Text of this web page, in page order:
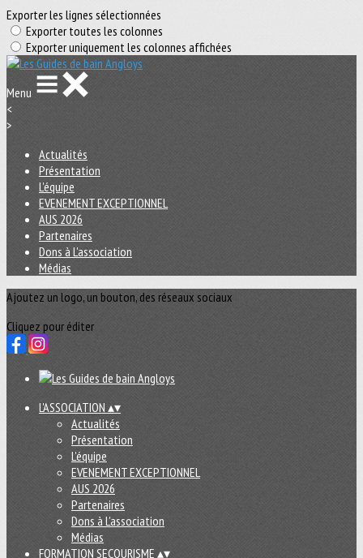
Exporter les lignes sélectionnées
Exporter toutes les colonnes
Exporter uniquement les colonnes affichées
Menu
<
>
Actualités
Présentation
L'équipe
EVENEMENT EXCEPTIONNEL
AUS 2026
Partenaires
Dons à L'association
Médias
Ajoutez un logo, un bouton, des réseaux sociaux
Cliquez pour éditer
L'ASSOCIATION ▴▾
Actualités
Présentation
L'équipe
EVENEMENT EXCEPTIONNEL
AUS 2026
Partenaires
Dons à L'association
Médias
FORMATION SECOURISME ▴▾